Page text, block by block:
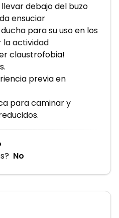
debajo del buzo
ensuciar
para su uso en los
la actividad
claustrofobia!
previa en
para caminar y
No